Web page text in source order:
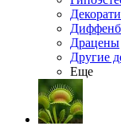
Драцены
Другие
Еще